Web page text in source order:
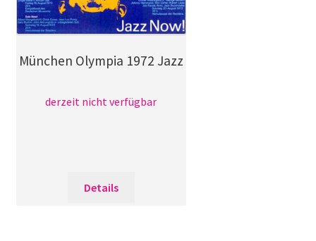
München Olympia 1972 Jazz
derzeit nicht verfügbar
Details